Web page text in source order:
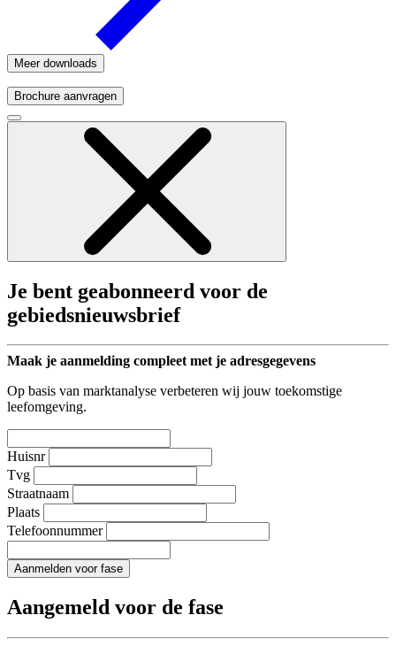
Meer downloads
Brochure aanvragen
Je bent geabonneerd voor de
gebiedsnieuwsbrief
Maak je aanmelding compleet met je adresgegevens
Op basis van marktanalyse verbeteren wij jouw toekomstige
leefomgeving.
Huisnr
Tvg
Straatnaam
Plaats
Telefoonnummer
Aanmelden voor fase
Aangemeld voor de fase